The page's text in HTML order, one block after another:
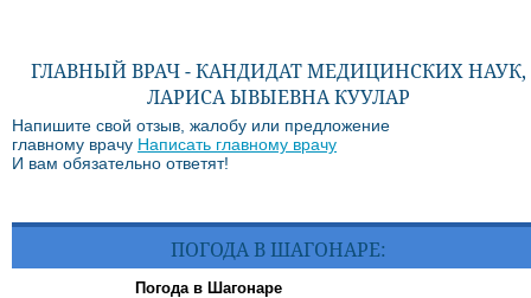
ГЛАВНЫЙ ВРАЧ - КАНДИДАТ МЕДИЦИНСКИХ НАУК,
ЛАРИСА ЫВЫЕВНА КУУЛАР
Напишите свой отзыв, жалобу или предложение
главному врачу Написать главному врачу
И вам обязательно ответят!
ПОГОДА В ШАГОНАРЕ:
Погода в Шагонаре